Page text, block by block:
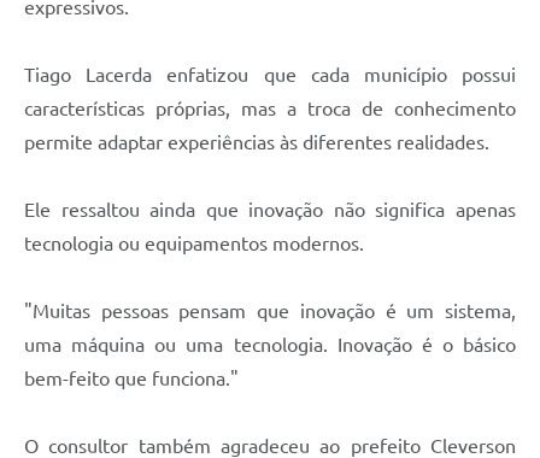
expressivos.
Tiago Lacerda enfatizou que cada município possui
características próprias, mas a troca de conhecimento
permite adaptar experiências às diferentes realidades.
Ele ressaltou ainda que inovação não significa apenas
tecnologia ou equipamentos modernos.
"Muitas pessoas pensam que inovação é um sistema,
uma máquina ou uma tecnologia. Inovação é o básico
bem-feito que funciona."
O consultor também agradeceu ao prefeito Cleverson